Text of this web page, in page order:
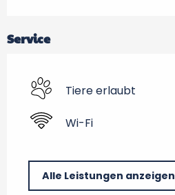
Service
Tiere erlaubt
Wi-Fi
Alle Leistungen anzeigen